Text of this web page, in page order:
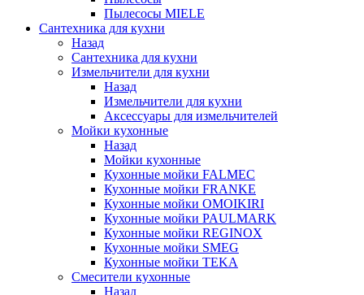
Пылесосы MIELE
Сантехника для кухни
Назад
Сантехника для кухни
Измельчители для кухни
Назад
Измельчители для кухни
Аксессуары для измельчителей
Мойки кухонные
Назад
Мойки кухонные
Кухонные мойки FALMEC
Кухонные мойки FRANKE
Кухонные мойки OMOIKIRI
Кухонные мойки PAULMARK
Кухонные мойки REGINOX
Кухонные мойки SMEG
Кухонные мойки TEKA
Смесители кухонные
Назад